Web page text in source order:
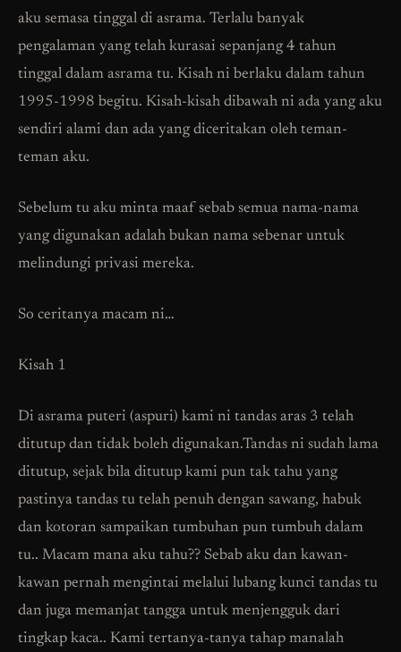
aku semasa tinggal di asrama. Terlalu banyak
pengalaman yang telah kurasai sepanjang 4 tahun
tinggal dalam asrama tu. Kisah ni berlaku dalam tahun
1995-1998 begitu. Kisah-kisah dibawah ni ada yang aku
sendiri alami dan ada yang diceritakan oleh teman-
teman aku.
Sebelum tu aku minta maaf sebab semua nama-nama
yang digunakan adalah bukan nama sebenar untuk
melindungi privasi mereka.
So ceritanya macam ni…
Kisah 1
Di asrama puteri (aspuri) kami ni tandas aras 3 telah
ditutup dan tidak boleh digunakan.Tandas ni sudah lama
ditutup, sejak bila ditutup kami pun tak tahu yang
pastinya tandas tu telah penuh dengan sawang, habuk
dan kotoran sampaikan tumbuhan pun tumbuh dalam
tu.. Macam mana aku tahu?? Sebab aku dan kawan-
kawan pernah mengintai melalui lubang kunci tandas tu
dan juga memanjat tangga untuk menjengguk dari
tingkap kaca.. Kami tertanya-tanya tahap manalah